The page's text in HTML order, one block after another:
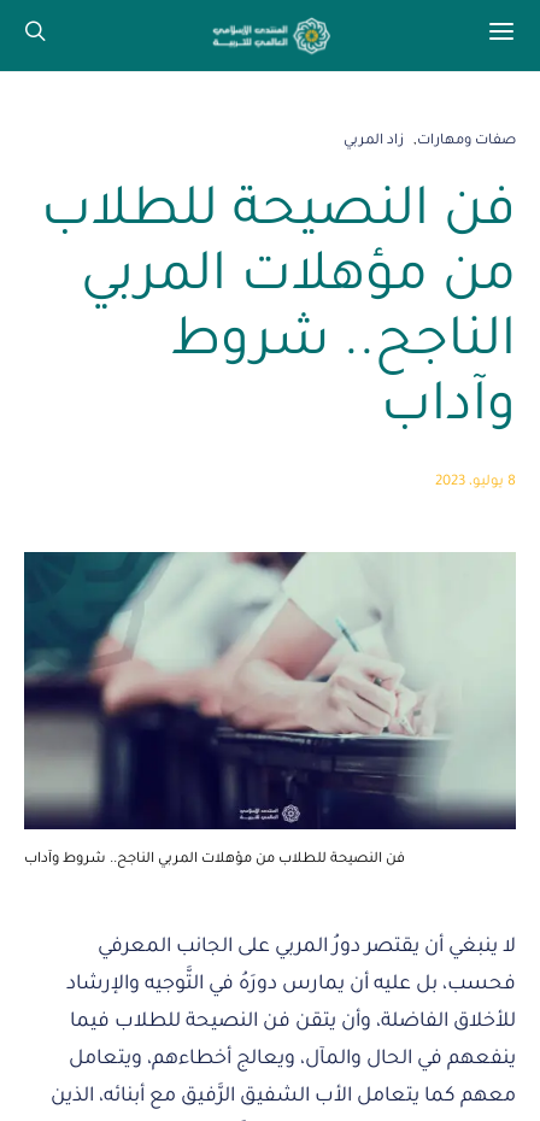
صفات ومهارات زاد المربي
فن النصيحة للطلاب
من مؤهلات المربي
الناجح.. شروط
وآداب
8 يوليو، 2023
فن النصيحة للطلاب من مؤهلات المربي الناجح.. شروط وآداب
لا ينبغي أن يقتصر دورُ المربي على الجانب المعرفي
فحسب، بل عليه أن يمارس دورَهُ في التَّوجيه والإرشاد
للأخلاق الفاضلة، وأن يتقن فن النصيحة للطلاب فيما
ينفعهم في الحال والمآل، ويعالج أخطاءهم، ويتعامل
معهم كما يتعامل الأب الشفيق الرَّفيق مع أبنائه، الذين